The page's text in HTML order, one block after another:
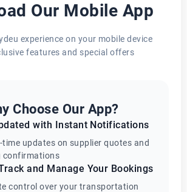
Our Mobile App
experience on your mobile device
features and special offers
Choose Our App?
with Instant Notifications
time updates on supplier quotes and
confirmations
and Manage Your Bookings
control over your transportation